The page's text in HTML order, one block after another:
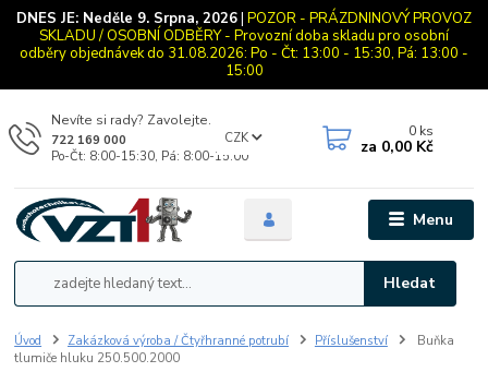
DNES JE: Neděle 9. Srpna, 2026| POZOR - PRÁZDNINOVÝ PROVOZ
SKLADU / OSOBNÍ ODBĚRY - Provozní doba skladu pro osobní
odběry objednávek do 31.08.2026: Po - Čt: 13:00 - 15:30, Pá: 13:00 -
15:00
Menu
CZK
Hledat
Nevíte si rady? Zavolejte.
722 169 000
Po-Čt: 8:00-15:30, Pá: 8:00-15:00
0 ks
za 0,00 Kč
Úvod Zakázková výroba / Čtyřhranné potrubí Příslušenství
Buňka
tlumiče hluku 250.500.2000